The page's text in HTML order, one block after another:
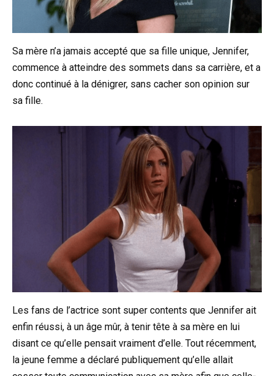
Sa mère n’a jamais accepté que sa fille unique, Jennifer,
commence à atteindre des sommets dans sa carrière, et a
donc continué à la dénigrer, sans cacher son opinion sur
sa fille.
Les fans de l’actrice sont super contents que Jennifer ait
enfin réussi, à un âge mûr, à tenir tête à sa mère en lui
disant ce qu’elle pensait vraiment d’elle. Tout récemment,
la jeune femme a déclaré publiquement qu’elle allait